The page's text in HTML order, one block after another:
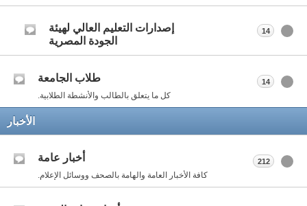
إصدارات التعليم العالي لهيئة
الجودة المصرية
14
طلاب الجامعة
كل ما يتعلق بالطالب والأنشطة الطلابية.
14
الأخبار
أخبار عامة
كافة الأخبار العامة والهامة بالصحف ووسائل الإعلام.
212